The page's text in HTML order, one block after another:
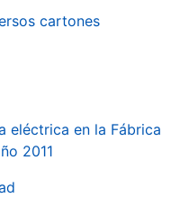
cartones
eléctrica en la Fábrica
2011